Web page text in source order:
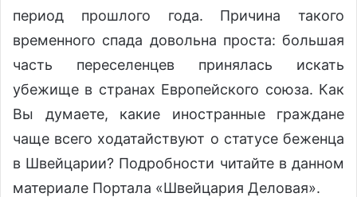
период прошлого года. Причина такого
временного спада довольна проста: большая
часть переселенцев принялась искать
убежище в странах Европейского союза. Как
Вы думаете, какие иностранные граждане
чаще всего ходатайствуют о статусе беженца
в Швейцарии? Подробности читайте в данном
материале Портала «Швейцария Деловая».